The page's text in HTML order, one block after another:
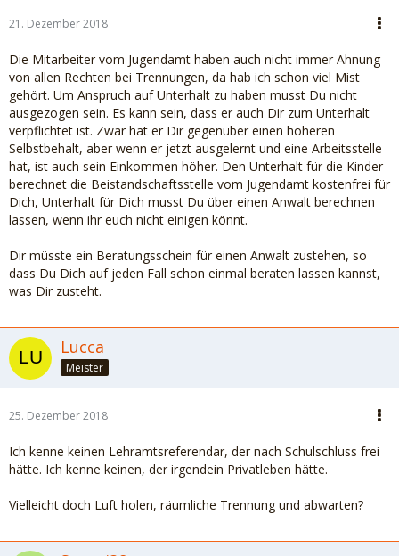
21. Dezember 2018
Die Mitarbeiter vom Jugendamt haben auch nicht immer Ahnung
von allen Rechten bei Trennungen, da hab ich schon viel Mist
gehört. Um Anspruch auf Unterhalt zu haben musst Du nicht
ausgezogen sein. Es kann sein, dass er auch Dir zum Unterhalt
verpflichtet ist. Zwar hat er Dir gegenüber einen höheren
Selbstbehalt, aber wenn er jetzt ausgelernt und eine Arbeitsstelle
hat, ist auch sein Einkommen höher. Den Unterhalt für die Kinder
berechnet die Beistandschaftsstelle vom Jugendamt kostenfrei für
Dich, Unterhalt für Dich musst Du über einen Anwalt berechnen
lassen, wenn ihr euch nicht einigen könnt.
Dir müsste ein Beratungsschein für einen Anwalt zustehen, so
dass Du Dich auf jeden Fall schon einmal beraten lassen kannst,
was Dir zusteht.
Lucca
Meister
25. Dezember 2018
Ich kenne keinen Lehramtsreferendar, der nach Schulschluss frei
hätte. Ich kenne keinen, der irgendein Privatleben hätte.
Vielleicht doch Luft holen, räumliche Trennung und abwarten?